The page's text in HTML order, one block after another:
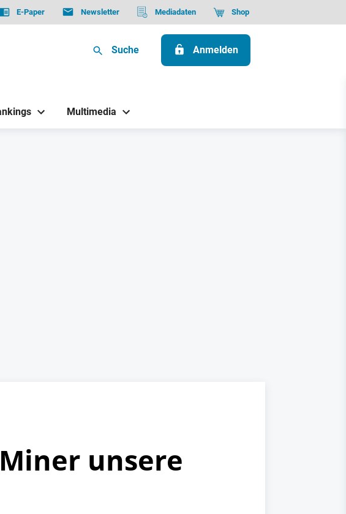
E-Paper Newsletter Mediadaten Shop
Suche Anmelden
Multimedia
unsere